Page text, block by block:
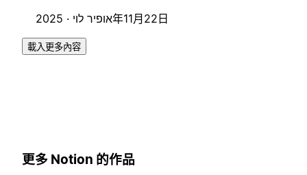
אופיר לוי ·2025年11月22日
載入更多內容
更多 Notion 的作品